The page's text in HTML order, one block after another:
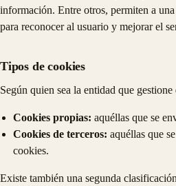
información. Entre otros, permiten a
para reconocer al usuario y mejorar el
Tipos de cookies
Según quien sea la entidad que
Cookies propias: aquéllas que se
Cookies de terceros: aquéllas que
cookies.
Existe también una segunda